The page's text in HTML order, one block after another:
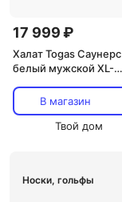
17 999 ₽
Халат Togas Саунерс
белый мужской XL-
В магазин
Твой дом
Носки, гольфы